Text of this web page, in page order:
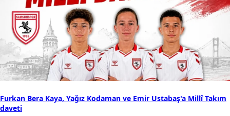
Furkan Bera Kaya, Yağız Kodaman ve Emir Ustabaş'a Millî Takım
daveti